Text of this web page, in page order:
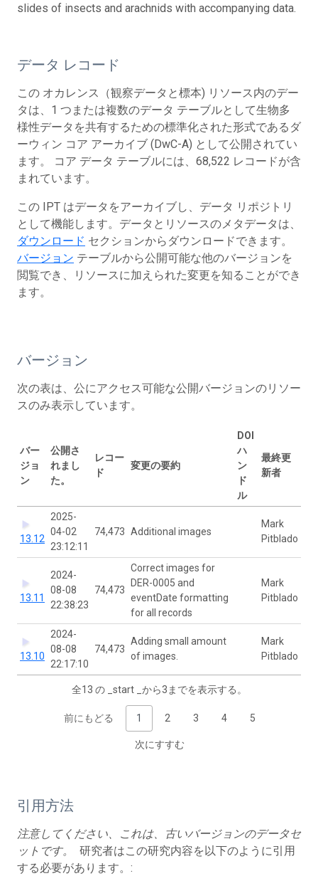
slides of insects and arachnids with accompanying data.
データ レコード
この オカレンス（観察データと標本) リソース内のデー
タは、1 つまたは複数のデータ テーブルとして生物多
様性データを共有するための標準化された形式であるダ
ーウィン コア アーカイブ (DwC-A) として公開されてい
ます。 コア データ テーブルには、68,522 レコードが含
まれています。
この IPT はデータをアーカイブし、データ リポジトリ
として機能します。データとリソースのメタデータは、
ダウンロード セクションからダウンロードできます。
バージョン テーブルから公開可能な他のバージョンを
閲覧でき、リソースに加えられた変更を知ることができ
ます。
バージョン
次の表は、公にアクセス可能な公開バージョンのリソー
スのみ表示しています。
バー
ジョ
ン
公開さ
れまし
た。
レコー
ド
変更の要約
DOI
ハ
ン
ド
ル
最終更
新者
13.12
2025-
04-02
23:12:11
74,473 Additional images
Mark
Pitblado
13.11
2024-
08-08
22:38:23
74,473
Correct images for
DER-0005 and
eventDate formatting
for all records
Mark
Pitblado
13.10
2024-
08-08
22:17:10
74,473
Adding small amount
of images.
Mark
Pitblado
全13 の _start _から3までを表示する。
前にもどる 1 2 3 4 5
次にすすむ
引用方法
注意してください、これは、古いバージョンのデータセ
ットです。
研究者はこの研究内容を以下のように引用
する必要があります。: